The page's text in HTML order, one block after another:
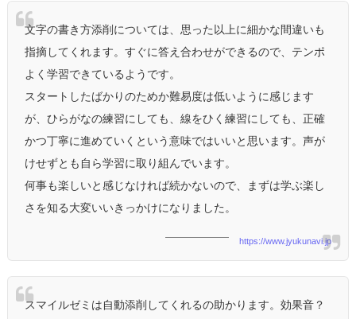
文字の書き方添削については、思った以上に細かな間違いも
指摘してくれます。すぐに答え合わせができるので、テンポ
よく学習できているようです。
スタートしたばかりのためか難易度は低いように感じます
が、ひらがなの練習にしても、線をひく練習にしても、正確
かつ丁寧に進めていくという意味ではいいと思います。声が
けせずとも自ら学習に取り組んでいます。
何事も楽しいと感じなければ続かないので、まずは学ぶ楽し
さを知る大変いいきっかけになりました。
https://www.jyukunavi.jp
スマイルゼミは自動添削してくれるの助かります。効果音？